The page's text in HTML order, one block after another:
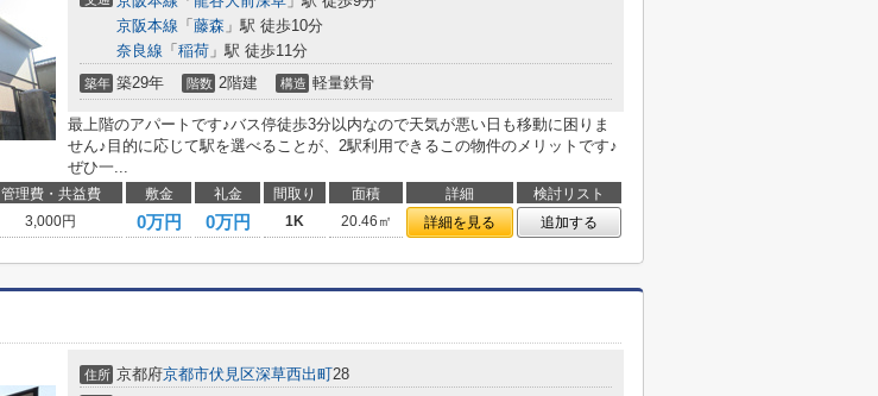
京阪本線 「 藤森 」駅 徒歩10分
奈良線 「 稲荷 」駅 徒歩11分
築年 築29年 階数 2階建 構造 軽量鉄骨
最上階のアパートです♪バス停徒歩3分以内なので天気が悪い日も移動に困りま
せん♪目的に応じて駅を選べることが、2駅利用できるこの物件のメリットです♪
ぜひ一...
管理費・共益費 敷金 礼金 間取り 面積 詳細
検討リスト
3,000円 0万円 0万円 1K 20.46㎡ 詳細を見る 追加する
住所 京都府京都市伏見区深草西出町28